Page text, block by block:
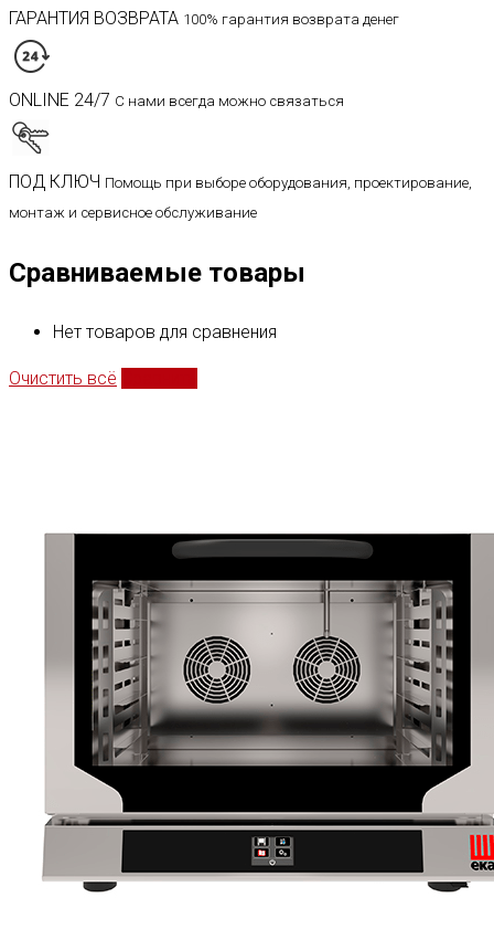
ГАРАНТИЯ ВОЗВРАТА 100% гарантия возврата денег
ONLINE 24/7 С нами всегда можно связаться
ПОД КЛЮЧ Помощь при выборе оборудования, проектирование,
монтаж и сервисное обслуживание
Сравниваемые товары
Нет товаров для сравнения
Очистить всё